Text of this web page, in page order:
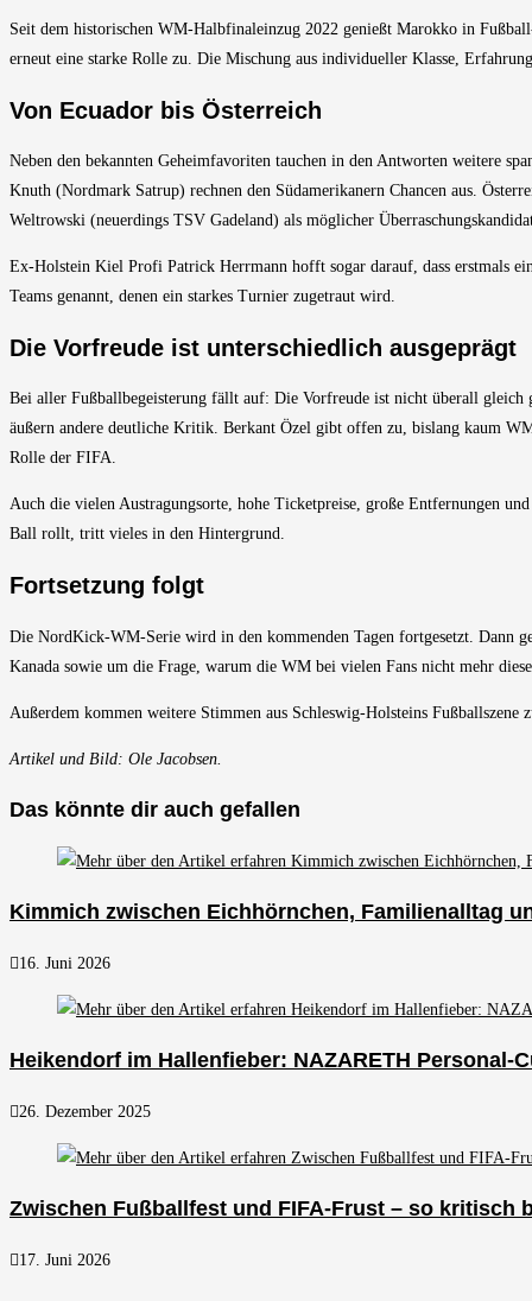
Seit dem historischen WM-Halbfinaleinzug 2022 genießt Marokko in
erneut eine starke Rolle zu. Die Mischung aus individueller Klasse,
Von Ecuador bis Österreich
Neben den bekannten Geheimfavoriten tauchen in den Antworten weitere
Knuth (Nordmark Satrup) rechnen den Südamerikanern Chancen aus.
Weltrowski (neuerdings TSV Gadeland) als möglicher
Ex-Holstein Kiel Profi Patrick Herrmann hofft sogar darauf, dass erstmals
Teams genannt, denen ein starkes Turnier zugetraut wird.
Die Vorfreude ist unterschiedlich ausgeprägt
Bei aller Fußballbegeisterung fällt auf: Die Vorfreude ist nicht überall gleich
äußern andere deutliche Kritik. Berkant Özel gibt offen zu, bislang kaum
Rolle der FIFA.
Auch die vielen Austragungsorte, hohe Ticketpreise, große Entfernungen
Ball rollt, tritt vieles in den Hintergrund.
Fortsetzung folgt
Die NordKick-WM-Serie wird in den kommenden Tagen fortgesetzt. Dann
Kanada sowie um die Frage, warum die WM bei vielen Fans nicht mehr
Außerdem kommen weitere Stimmen aus Schleswig-Holsteins
Artikel und Bild: Ole Jacobsen.
Das könnte dir auch gefallen
Kimmich zwischen Eichhörnchen, Familienalltag
16. Juni 2026
Heikendorf im Hallenfieber: NAZARETH Personal-
26. Dezember 2025
Zwischen Fußballfest und FIFA-Frust – so kritisch
17. Juni 2026